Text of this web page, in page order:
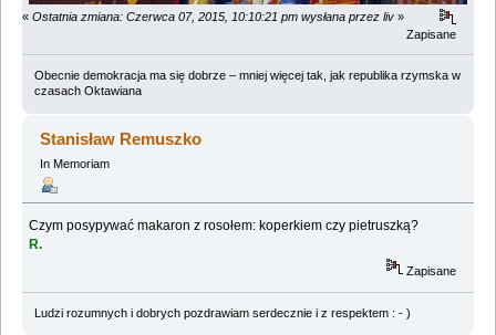
« Ostatnia zmiana: Czerwca 07, 2015, 10:10:21 pm wysłana przez liv »
Zapisane
Obecnie demokracja ma się dobrze – mniej więcej tak, jak republika rzymska w
czasach Oktawiana
Stanisław Remuszko
In Memoriam
Czym posypywać makaron z rosołem: koperkiem czy pietruszką?
R.
Zapisane
Ludzi rozumnych i dobrych pozdrawiam serdecznie i z respektem : - )